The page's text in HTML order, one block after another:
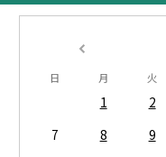
日 月 火
1 2
7
8 9